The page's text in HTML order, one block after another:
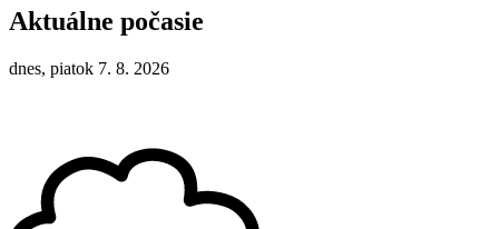
Aktuálne počasie
dnes, piatok 7. 8. 2026